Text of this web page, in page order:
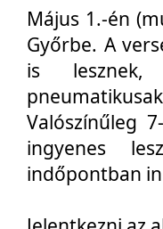
Május 1.-én
Győrbe. A
is lesznek,
Valószínűleg
ingyenes
indőpontban